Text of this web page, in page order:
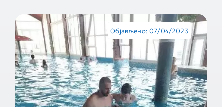
Документа школе
Контакт
Објављено: 07/04/2023